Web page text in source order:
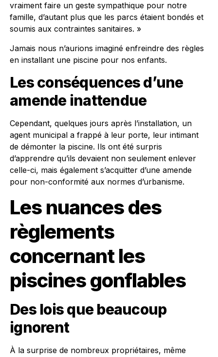
vraiment faire un geste sympathique pour notre
famille, d’autant plus que les parcs étaient bondés et
soumis aux contraintes sanitaires. »
Jamais nous n’aurions imaginé enfreindre des règles
en installant une piscine pour nos enfants.
Les conséquences d’une
amende inattendue
Cependant, quelques jours après l’installation, un
agent municipal a frappé à leur porte, leur intimant
de démonter la piscine. Ils ont été surpris
d’apprendre qu’ils devaient non seulement enlever
celle-ci, mais également s’acquitter d’une amende
pour non-conformité aux normes d’urbanisme.
Les nuances des
règlements
concernant les
piscines gonflables
Des lois que beaucoup
ignorent
À la surprise de nombreux propriétaires, même